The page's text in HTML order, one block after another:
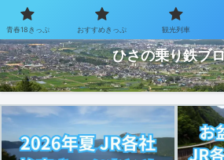
お得なきっぷで乗り鉄を楽し
ひさの乗り鉄ブ
青春18きっぷ おすすめきっぷ 観光列車